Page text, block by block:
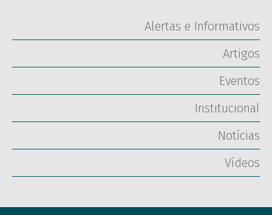
Alertas e Informativos
Artigos
Eventos
Institucional
Notícias
Vídeos